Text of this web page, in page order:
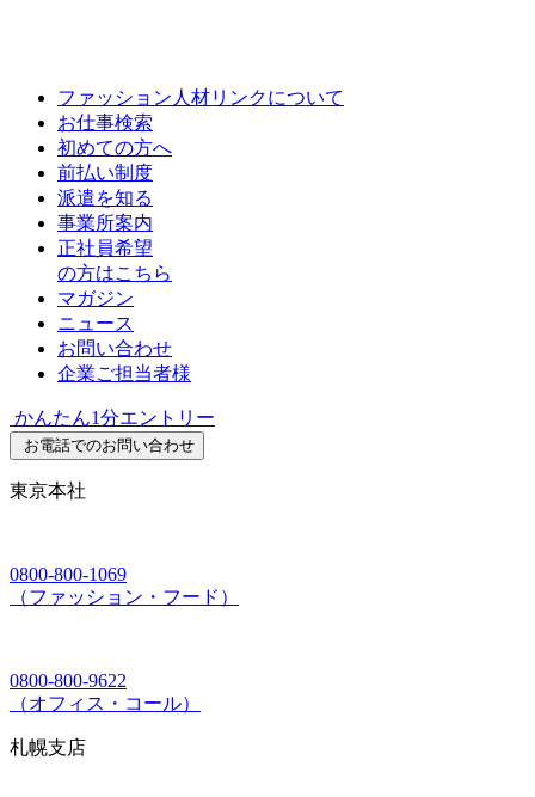
ファッション人材リンクについて
お仕事検索
初めての方へ
前払い制度
派遣を知る
事業所案内
正社員希望
の方はこちら
マガジン
ニュース
お問い合わせ
企業ご担当者様
かんたん1分エントリー
お電話でのお問い合わせ
東京本社
0800-800-1069
（ファッション・フード）
0800-800-9622
（オフィス・コール）
札幌支店